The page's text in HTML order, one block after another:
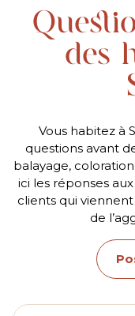
des
Vous habitez à
questions avant
balayage,
ici les réponses
clients qui
de